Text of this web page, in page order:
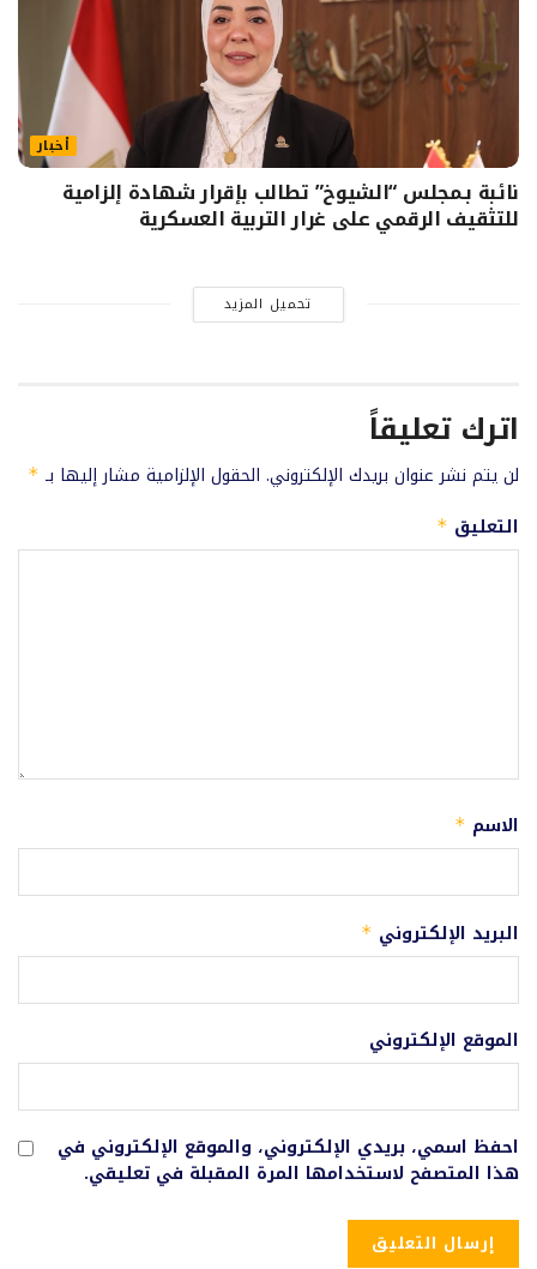
أخبار
نائبة بـمجلس “الشيوخ” تطالب بإقرار شهادة إلزامية
للتثقيف الرقمي على غرار التربية العسكرية
تحميل المزيد
اترك تعليقاً
لن يتم نشر عنوان بريدك الإلكتروني. الحقول الإلزامية مشار إليها بـ *
التعليق *
الاسم *
البريد الإلكتروني *
الموقع الإلكتروني
احفظ اسمي، بريدي الإلكتروني، والموقع الإلكتروني في
هذا المتصفح لاستخدامها المرة المقبلة في تعليقي.